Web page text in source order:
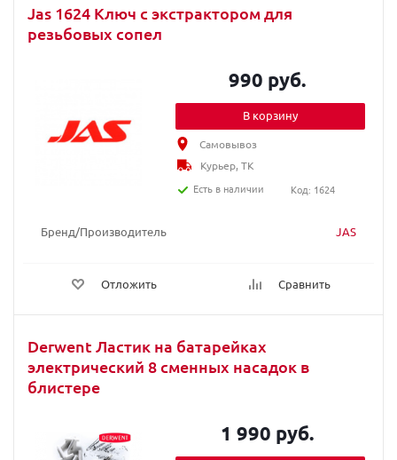
Jas 1624 Ключ с экстрактором для
резьбовых сопел
Бренд/Производитель JAS
Отложить Сравнить
990 руб.
В корзину
Самовывоз
Курьер, ТК
Есть в наличии
Код: 1624
Derwent Ластик на батарейках
электрический 8 сменных насадок в
блистере
1 990 руб.